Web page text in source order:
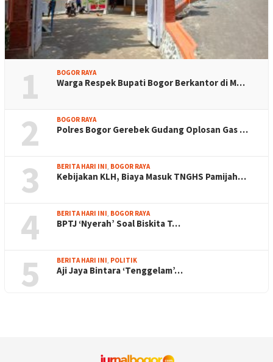
1 BOGOR RAYA
Warga Respek Bupati Bogor Berkantor di M…
2 BOGOR RAYA
Polres Bogor Gerebek Gudang Oplosan Gas …
3 BERITA HARI INI, BOGOR RAYA
Kebijakan KLH, Biaya Masuk TNGHS Pamijah…
4 BERITA HARI INI, BOGOR RAYA
BPTJ ‘Nyerah’ Soal Biskita T…
5 BERITA HARI INI, POLITIK
Aji Jaya Bintara ‘Tenggelam’…